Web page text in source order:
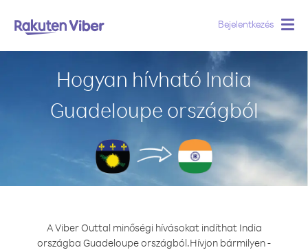
Bejelentkezés
Hogyan hívható India
Guadeloupe országból
A Viber Outtal minőségi hívásokat indíthat India
országba Guadeloupe országból.Hívjon bármilyen -